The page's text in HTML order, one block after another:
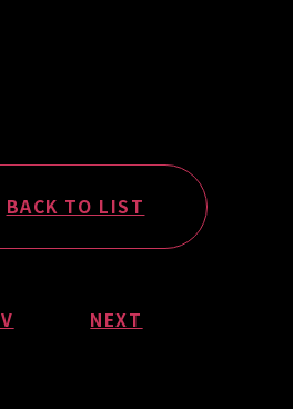
BACK TO LIST
NEXT